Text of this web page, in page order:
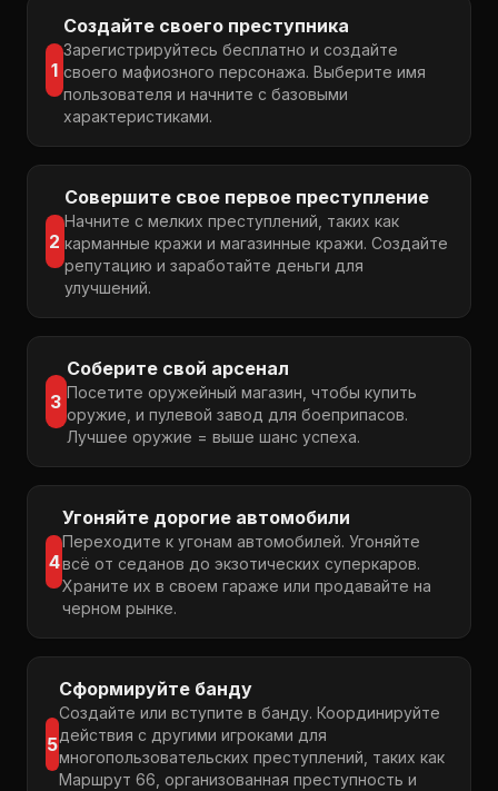
1
Создайте своего преступника
Зарегистрируйтесь бесплатно и создайте
своего мафиозного персонажа. Выберите имя
пользователя и начните с базовыми
характеристиками.
2
Совершите свое первое преступление
Начните с мелких преступлений, таких как
карманные кражи и магазинные кражи. Создайте
репутацию и заработайте деньги для
улучшений.
3
Соберите свой арсенал
Посетите оружейный магазин, чтобы купить
оружие, и пулевой завод для боеприпасов.
Лучшее оружие = выше шанс успеха.
4
Угоняйте дорогие автомобили
Переходите к угонам автомобилей. Угоняйте
всё от седанов до экзотических суперкаров.
Храните их в своем гараже или продавайте на
черном рынке.
5
Сформируйте банду
Создайте или вступите в банду. Координируйте
действия с другими игроками для
многопользовательских преступлений, таких как
Маршрут 66, организованная преступность и